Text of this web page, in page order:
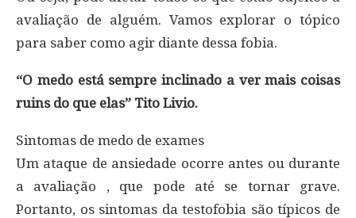
avaliação de alguém. Vamos explorar o tópico
para saber como agir diante dessa fobia.
“O medo está sempre inclinado a ver mais coisas
ruins do que elas” Tito Livio.
Sintomas de medo de exames
Um ataque de ansiedade ocorre antes ou durante
a avaliação , que pode até se tornar grave.
Portanto, os sintomas da testofobia são típicos de